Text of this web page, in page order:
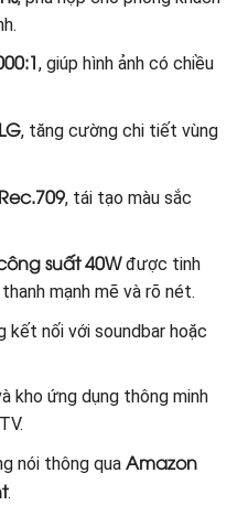
, giúp hình ảnh có chiều
, tăng cường chi tiết vùng
, tái tạo màu sắc
suất 40Wđược tinh
mạnh mẽ và rõ nét.
kết nối với soundbar hoặc
kho ứng dụng thông minh
nói thông qua Amazon
.